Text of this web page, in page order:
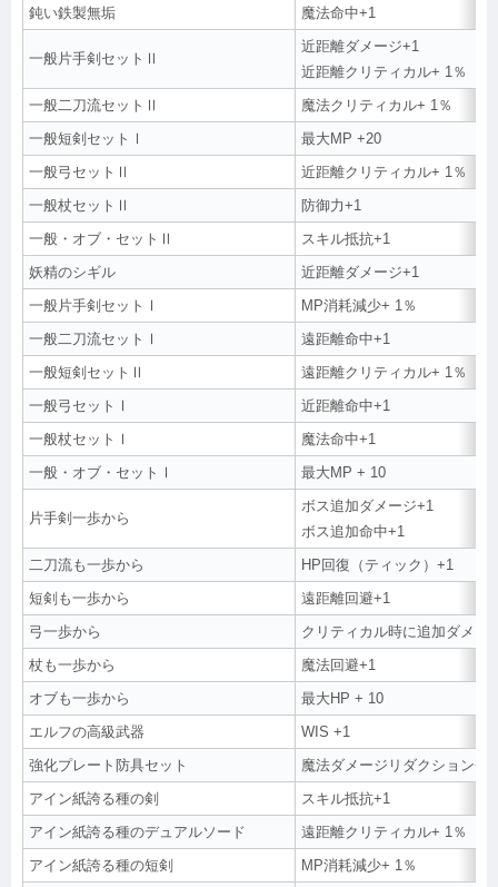
鈍い鉄製無垢 魔法命中+1
一般片手剣セットⅡ
近距離ダメージ+1
近距離クリティカル+ 1％
一般二刀流セットⅡ
魔法クリティカル+ 1％
一般短剣セットⅠ
最大MP +20
一般弓セットⅡ
近距離クリティカル+ 1％
一般杖セットⅡ
防御力+1
一般・オブ・セットⅡ
スキル抵抗+1
妖精のシギル
近距離ダメージ+1
一般片手剣セットⅠ
MP消耗減少+ 1％
一般二刀流セットⅠ
遠距離命中+1
一般短剣セットⅡ
遠距離クリティカル+ 1％
一般弓セットⅠ
近距離命中+1
一般杖セットⅠ
魔法命中+1
一般・オブ・セットⅠ
最大MP + 10
片手剣一歩から
ボス追加ダメージ+1
ボス追加命中+1
二刀流も一歩から
HP回復（ティック）+1
短剣も一歩から
遠距離回避+1
弓一歩から
クリティカル時に追加ダメー
杖も一歩から
魔法回避+1
オブも一歩から
最大HP + 10
エルフの高級武器
WIS +1
強化プレート防具セット
魔法ダメージリダクション+1
アイン紙誇る種の剣
スキル抵抗+1
アイン紙誇る種のデュアルソード
遠距離クリティカル+ 1％
アイン紙誇る種の短剣
MP消耗減少+ 1％